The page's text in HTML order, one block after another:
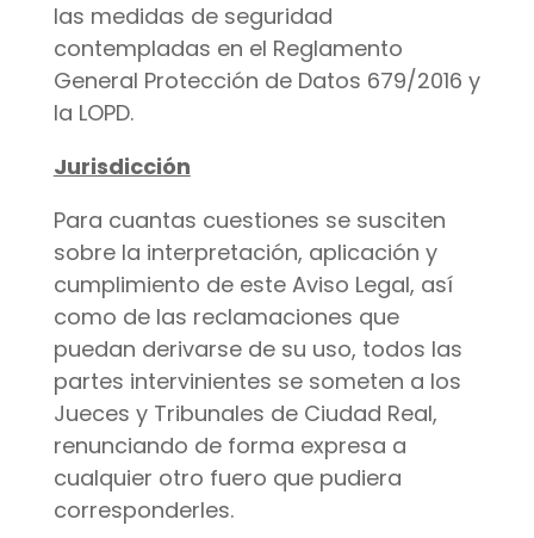
las medidas de seguridad
contempladas en el Reglamento
General Protección de Datos 679/2016 y
la LOPD.
Jurisdicción
Para cuantas cuestiones se susciten
sobre la interpretación, aplicación y
cumplimiento de este Aviso Legal, así
como de las reclamaciones que
puedan derivarse de su uso, todos las
partes intervinientes se someten a los
Jueces y Tribunales de Ciudad Real,
renunciando de forma expresa a
cualquier otro fuero que pudiera
corresponderles.